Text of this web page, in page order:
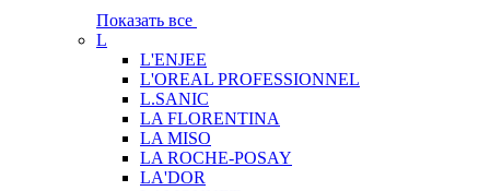
Показать все
L
L'ENJEE
L'OREAL PROFESSIONNEL
L.SANIC
LA FLORENTINA
LA MISO
LA ROCHE-POSAY
LA'DOR